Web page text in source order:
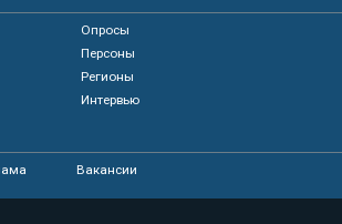
Опросы
Персоны
Регионы
Интервью
Вакансии